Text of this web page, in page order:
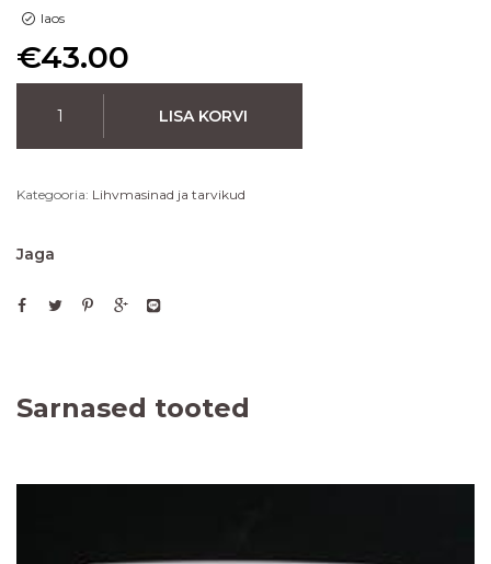
laos
€43.00
LISA KORVI
Kategooria: Lihvmasinad ja tarvikud
Jaga
Sarnased tooted